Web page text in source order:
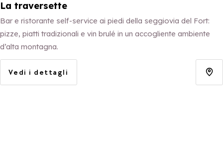
La traversette
Bar e ristorante self-service ai piedi della seggiovia del Fort:
pizze, piatti tradizionali e vin brulé in un accogliente ambiente
d’alta montagna.
Vedi i dettagli